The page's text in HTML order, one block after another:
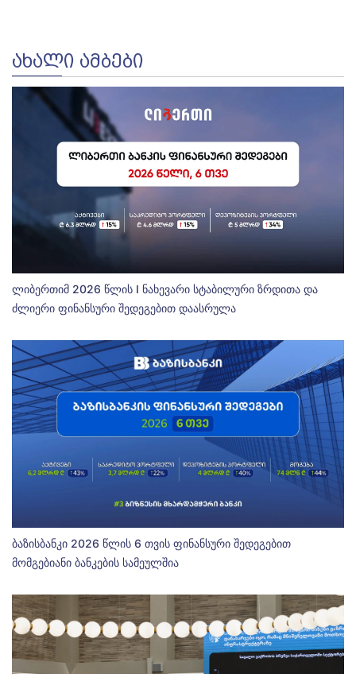
ᲐᲮᲐᲚᲘ ᲐᲛᲑᲔᲑᲘ
ლიბერთიმ 2026 წლის I ნახევარი სტაბილური ზრდითა და
ძლიერი ფინანსური შედეგებით დაასრულა
ბაზისბანკი 2026 წლის 6 თვის ფინანსური შედეგებით
მომგებიანი ბანკების სამეულშია